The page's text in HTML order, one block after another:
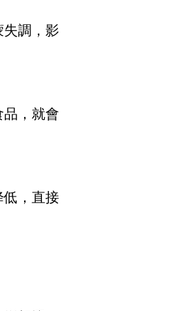
調，影
，就會
低，直接